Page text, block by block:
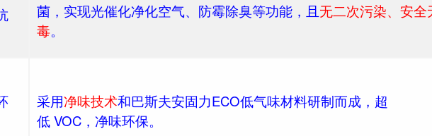
在墙面形成一层光滑致密的抗污保护膜，有效防止各种污迹的渗入，